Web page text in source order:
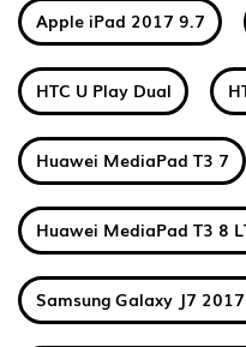
Apple iPad 2017 9.7
HTC U Play Dual
Huawei MediaPad T3 7
Huawei MediaPad T3 8
Samsung Galaxy J7